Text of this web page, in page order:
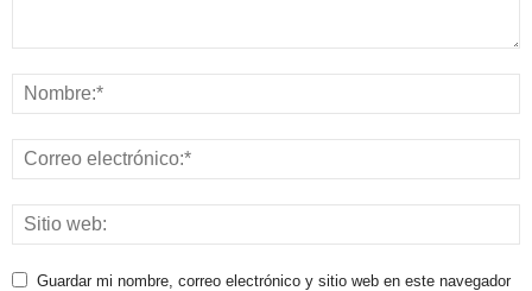
Guardar mi nombre, correo electrónico y sitio web en este navegador